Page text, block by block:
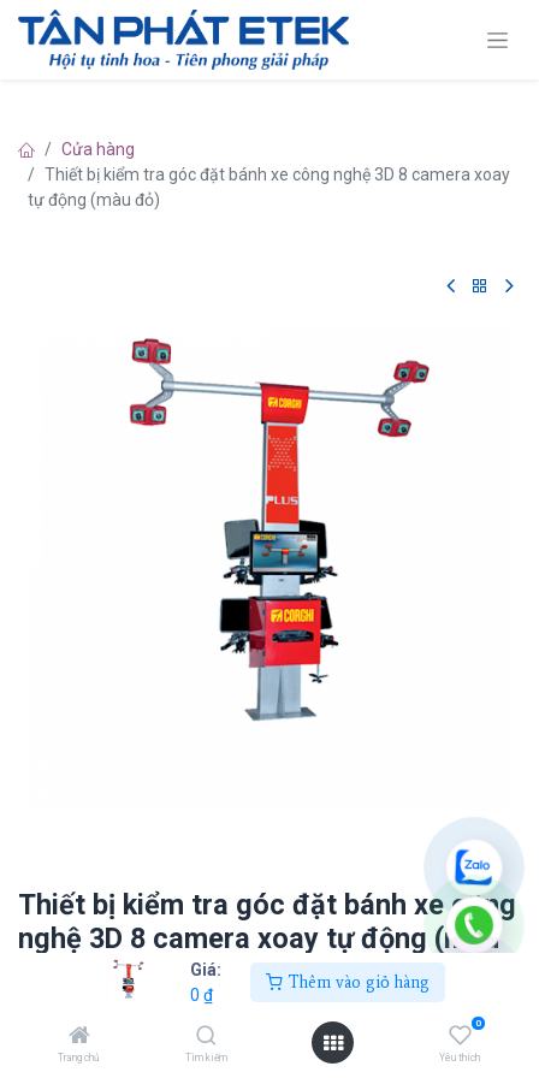
Giá:
0 ₫
Thêm vào giỏ hàng
Trang chủ Tìm kiếm
0
Yêu thích
Cửa hàng
Thiết bị kiểm tra góc đặt bánh xe công nghệ 3D 8 camera xoay
tự động (màu đỏ)
Thiết bị kiểm tra góc đặt bánh xe công
nghệ 3D 8 camera xoay tự động (màu